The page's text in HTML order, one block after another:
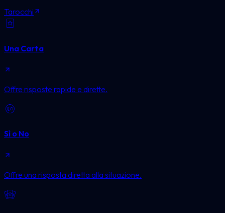
Tarocchi
Una Carta
Offre risposte rapide e dirette.
Sì o No
Offre una risposta diretta alla situazione.